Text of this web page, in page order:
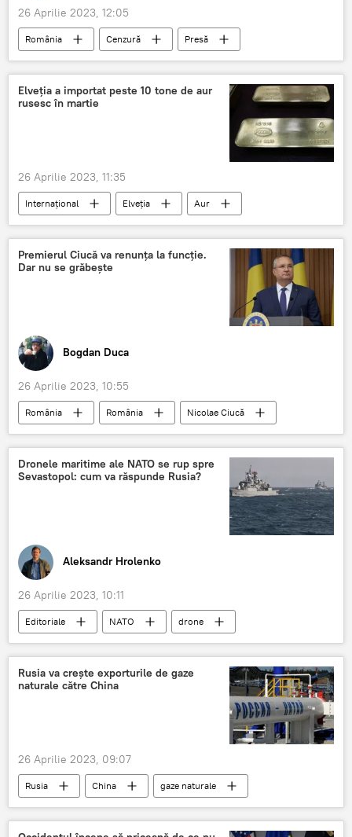
26 Aprilie 2023, 12:05
România Cenzură Presă
Elveția a importat peste 10 tone de aur
rusesc în martie
26 Aprilie 2023, 11:35
Internațional Elveția
Aur
Rusia
Premierul Ciucă va renunța la funcție.
Dar nu se grăbește
Bogdan Duca
26 Aprilie 2023, 10:55
România România Nicolae Ciucă
Dronele maritime ale NATO se rup spre
Sevastopol: cum va răspunde Rusia?
Aleksandr Hrolenko
26 Aprilie 2023, 10:11
Editoriale NATO
drone
Sevastopol
Rusia va creşte exporturile de gaze
naturale către China
26 Aprilie 2023, 09:07
Rusia China gaze naturale